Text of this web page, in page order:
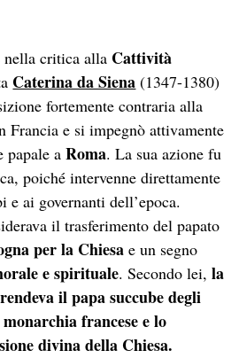
critica alla Cattività
Caterina da Siena (1347-1380)
fortemente contraria alla
Francia e si impegnò attivamente
papale aRoma. La sua azione fu
poiché intervenne direttamente
e ai governanti dell’epoca.
il trasferimento del papato
per la Chiesa e un segno
e spirituale. Secondo lei,la
il papa succube degli
francese e lo
divina della Chiesa.